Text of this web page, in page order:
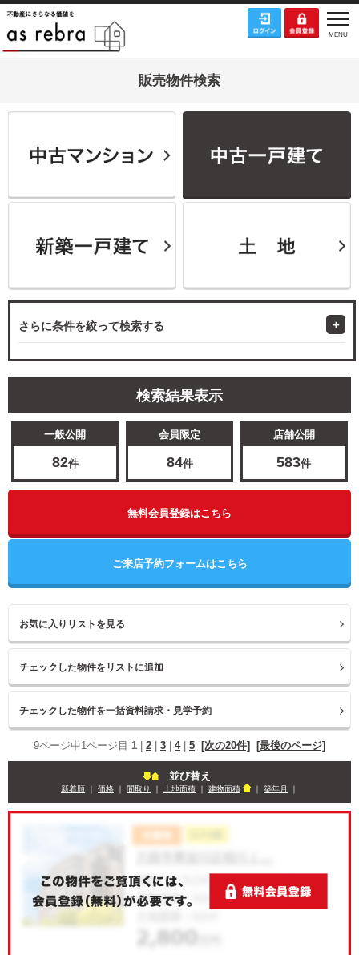
販売物件検索
さらに条件を絞って検索する
検索結果表示
一般公開
82件
会員限定
84件
店舗公開
583件
無料会員登録はこちら
ご来店予約フォームはこちら
お気に入りリストを見る
9ページ中1ページ目 1 2 3 4| 5 [次の20件] [最後のページ]
並び替え
新着順 ｜ 価格 ｜ 間取り ｜ 土地面積 ｜ 建物面積 ｜ 築年月 ｜